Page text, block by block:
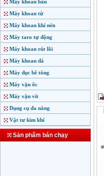
Máy khoan bàn
Máy khoan từ
Máy khoan khí nén
Máy taro tự động
Máy khoan rút lõi
Máy khoan đá
Máy đục bê tông
Máy vặn ốc
Máy vặn vít
Dụng cụ đa năng
Vật tư kim khí
Sản phẩm bán chạy